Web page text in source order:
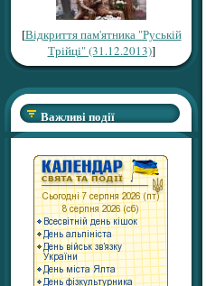
[Відкриття пам'ятника "Руській
Трійці" (31.12.2013)]
Важливі події